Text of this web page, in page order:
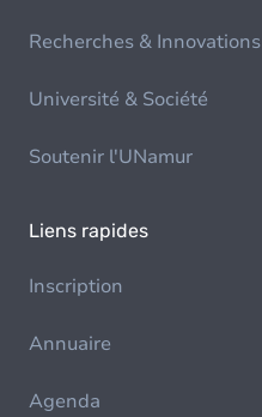
Recherches & Innovations
Université & Société
Soutenir l'UNamur
Liens rapides
Inscription
Annuaire
Agenda